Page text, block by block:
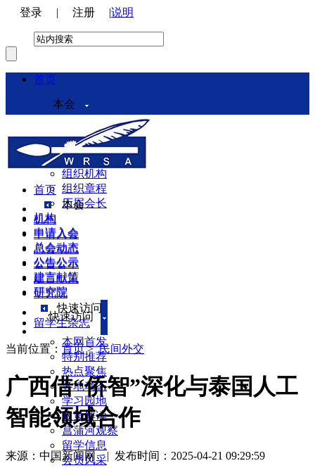
登录 | 注册 |说明
首页
本会
本会介绍
领导机构
理事会
组织机构
组织章程
历届会长
机构
申请入会
总会动态
公告公示
建言献策
研究院
快速访问
本网首发
特别推荐
热点聚焦
各地动态
学习园地
政策解读
菖蒲河观察
留学信息
会员风采
首页
本会
机构
申请入会
总会动态
公告公示
建言献策
研究院
快速访问
留学生杂志
当前位置： 首页>民间外交
广西借“侨智”深化与泰国人工
智能领域合作
来源：中国新闻网 | 发布时间：2025-04-21 09:29:59